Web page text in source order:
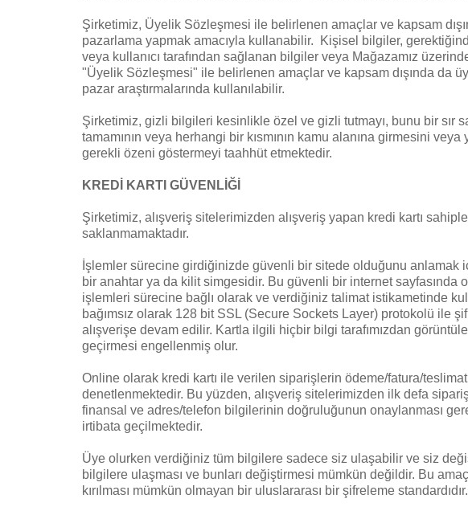
Şirketimiz, Üyelik Sözleşmesi ile belirlenen amaçlar ve kapsam
pazarlama yapmak amacıyla kullanabilir. Kişisel bilgiler,
veya kullanıcı tarafından sağlanan bilgiler veya Mağazamız
"Üyelik Sözleşmesi" ile belirlenen amaçlar ve kapsam dışında da
pazar araştırmalarında kullanılabilir.
Şirketimiz, gizli bilgileri kesinlikle özel ve gizli tutmayı, bunu bir
tamamının veya herhangi bir kısmının kamu alanına girmesini
gerekli özeni göstermeyi taahhüt etmektedir.
KREDİ KARTI GÜVENLİĞİ
Şirketimiz, alışveriş sitelerimizden alışveriş yapan kredi kartı
saklanmamaktadır.
İşlemler sürecine girdiğinizde güvenli bir sitede olduğunu anlamak
bir anahtar ya da kilit simgesidir. Bu güvenli bir internet
işlemleri sürecine bağlı olarak ve verdiğiniz talimat istikametinde
bağımsız olarak 128 bit SSL (Secure Sockets Layer) protokolü ile
alışverişe devam edilir. Kartla ilgili hiçbir bilgi tarafımızdan
geçirmesi engellenmiş olur.
Online olarak kredi kartı ile verilen siparişlerin ödeme/fatura/
denetlenmektedir. Bu yüzden, alışveriş sitelerimizden ilk defa
finansal ve adres/telefon bilgilerinin doğruluğunun onaylanması
irtibata geçilmektedir.
Üye olurken verdiğiniz tüm bilgilere sadece siz ulaşabilir ve siz
bilgilere ulaşması ve bunları değiştirmesi mümkün değildir. Bu
kırılması mümkün olmayan bir uluslararası bir şifreleme standardıdır.